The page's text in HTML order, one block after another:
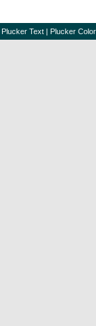
Plucker Text | Plucker Color